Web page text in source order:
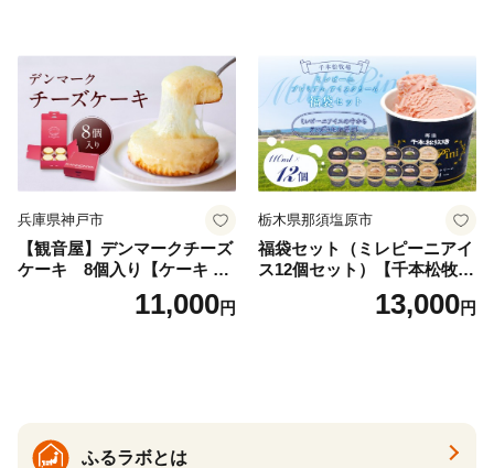
兵庫県神戸市
【観音屋】デンマークチーズ
ケーキ 8個入り【ケーキ チ
ーズケーキ 人気スイーツ お
すすめスイーツ 神戸スイー
11,000円
栃木県那須塩原市
福袋セット（ミレピーニアイ
ス12個セット）【千本松牧
場】 ns025-014-12 【デザー
ト 詰め合わせ ギフト】
13,000円
ふるラボとは